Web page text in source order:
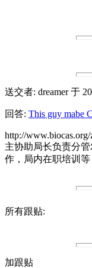
送交者: dreamer 于
回答: This guy mabe
http://
主协助局长负责分
作，局内在职培训等
所有跟贴:
加跟贴